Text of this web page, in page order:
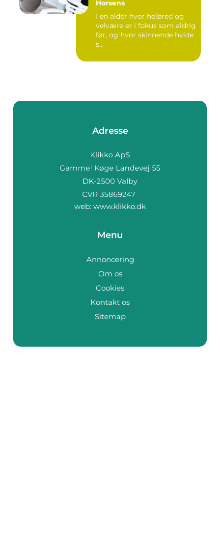
Horsens
I en alder hvor helbred og
velvære er i fokus som aldrig
før, og hvor skinnende hvide
s...
Adresse
web: www.klikko.dk
Menu
Annoncering
Om os
Cookies
Kontakt os
Sitemap